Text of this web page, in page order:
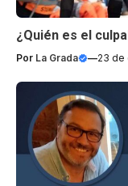
¿Quién es el
Por La Grada —23 de